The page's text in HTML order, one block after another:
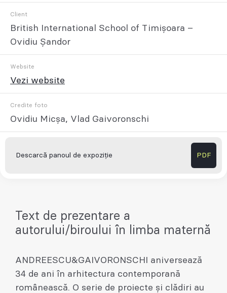
Client
British International School of Timișoara –
Ovidiu Șandor
Website
Vezi website
Credite foto
Ovidiu Micșa, Vlad Gaivoronschi
Descarcă panoul de expoziție PDF
Text de prezentare a
autorului/biroului în limba maternă
ANDREESCU&GAIVORONSCHI aniversează
34 de ani în arhitectura contemporană
românească. O serie de proiecte și clădiri au